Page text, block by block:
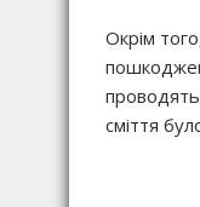
Окрім
сміття